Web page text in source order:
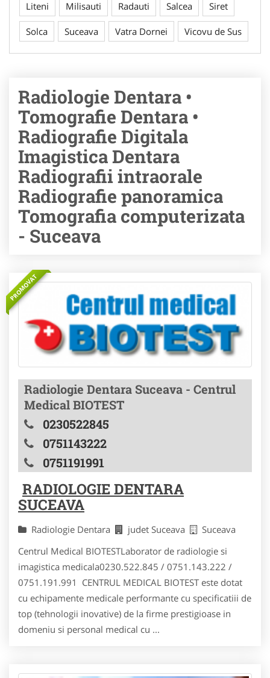
Liteni Milisauti Radauti Salcea Siret
Solca Suceava Vatra Dornei Vicovu de Sus
Radiologie Dentara •
Tomografie Dentara •
Radiografie Digitala
Imagistica Dentara
Radiografii intraorale
Radiografie panoramica
Tomografia computerizata
- Suceava
PROMOVAT
Radiologie Dentara Suceava - Centrul
Medical BIOTEST
0230522845
0751143222
0751191991
RADIOLOGIE DENTARA
SUCEAVA
Radiologie Dentara judet Suceava
Suceava
Centrul Medical BIOTESTLaborator de radiologie si
imagistica medicala0230.522.845 / 0751.143.222 /
0751.191.991 CENTRUL MEDICAL BIOTEST este dotat
cu echipamente medicale performante cu specificatiii de
top (tehnologii inovative) de la firme prestigioase in
domeniu si personal medical cu ...